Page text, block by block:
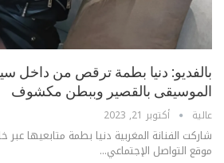
بالفديو: دنيا بطمة ترقص من داخل
الموسيقى بالقصير وببطن مكشوف
عالية أكتوبر 21, 2023
شاركت الفنانة المغربية دنيا بطمة متابعيها
موقع التواصل الإجتماعي...